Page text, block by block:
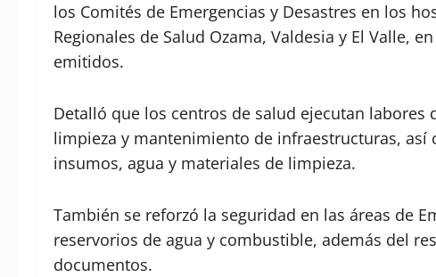
los Comités de Emergencias y Desastres en los
Regionales de Salud Ozama, Valdesia y El Valle,
emitidos.
Detalló que los centros de salud ejecutan
limpieza y mantenimiento de infraestructuras,
insumos, agua y materiales de limpieza.
También se reforzó la seguridad en las áreas de
reservorios de agua y combustible, además del
documentos.